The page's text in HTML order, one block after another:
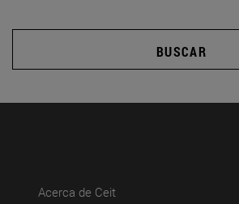
BUSCAR
Acerca de Ceit(abre en nueva ventana)